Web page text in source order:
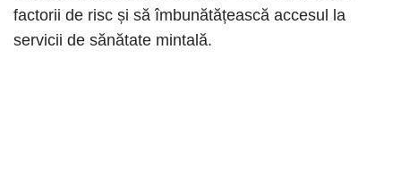
factorii de risc și să îmbunătățească accesul la
servicii de sănătate mintală.